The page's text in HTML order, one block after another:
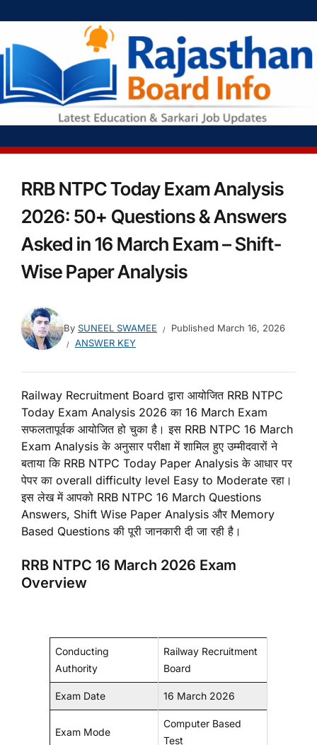
RRB NTPC Today Exam Analysis
2026: 50+ Questions & Answers
Asked in 16 March Exam – Shift-
Wise Paper Analysis
By SUNEEL SWAMEE Published March 16, 2026
ANSWER KEY
Railway Recruitment Board द्वारा आयोजित RRB NTPC
Today Exam Analysis 2026 का 16 March Exam
सफलतापूर्वक आयोजित हो चुका है। इस RRB NTPC 16 March
Exam Analysis के अनुसार परीक्षा में शामिल हुए उम्मीदवारों ने
बताया कि RRB NTPC Today Paper Analysis के आधार पर
पेपर का overall difficulty level Easy to Moderate रहा।
इस लेख में आपको RRB NTPC 16 March Questions
Answers, Shift Wise Paper Analysis और Memory
Based Questions की पूरी जानकारी दी जा रही है।
RRB NTPC 16 March 2026 Exam
Overview
Conducting
Authority
Railway Recruitment
Board
Exam Date 16 March 2026
Exam Mode
Computer Based
Test